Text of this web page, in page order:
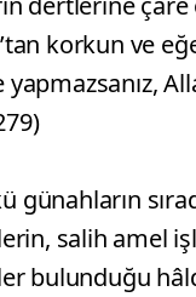
korkun ve
günahların
salih amel
bulunduğu